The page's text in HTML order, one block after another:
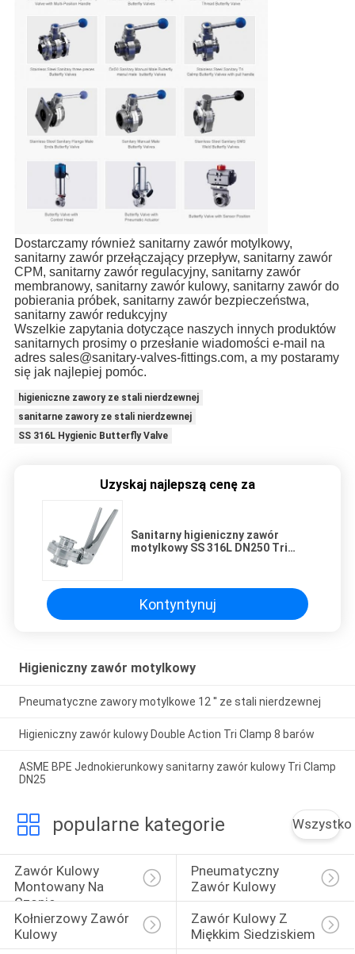
Dostarczamy również sanitarny zawór motylkowy,
sanitarny zawór przełączający przepływ, sanitarny zawór
CPM, sanitarny zawór regulacyjny, sanitarny zawór
membranowy, sanitarny zawór kulowy, sanitarny zawór do
pobierania próbek, sanitarny zawór bezpieczeństwa,
sanitarny zawór redukcyjny
Wszelkie zapytania dotyczące naszych innych produktów
sanitarnych prosimy o przesłanie wiadomości e-mail na
adres sales@sanitary-valves-fittings.com, a my postaramy
się jak najlepiej pomóc.
higieniczne zawory ze stali nierdzewnej
sanitarne zawory ze stali nierdzewnej
SS 316L Hygienic Butterfly Valve
Uzyskaj najlepszą cenę za
Sanitarny higieniczny zawór
motylkowy SS 316L DN250 Tri
Kontyntynuj
Higieniczny zawór motylkowy
Pneumatyczne zawory motylkowe 12 '' ze stali nierdzewnej
Higieniczny zawór kulowy Double Action Tri Clamp 8 barów
ASME BPE Jednokierunkowy sanitarny zawór kulowy Tri Clamp
DN25
popularne kategorie Wszystko
Zawór Kulowy
Montowany Na
Czopie
Pneumatyczny
Zawór Kulowy
Kołnierzowy Zawór
Kulowy
Zawór Kulowy Z
Miękkim Siedziskiem